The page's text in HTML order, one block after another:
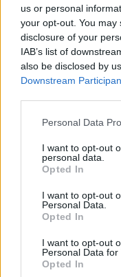
us or personal
your opt-out. You
disclosure of your
IAB’s list of
also be disclosed by
Downstream
Please note that this
not limited to your
grant or deny
use your data for
consent section.
Personal Data
I want to opt-out
personal data.
Opted In
I want to opt-out
Personal Data.
Opted In
I want to opt-out
Personal Data for
Opted In
Die Besorgnis über die
Mängel bei der Sicherheit
vom Ungarischen
dass die Zahl der
Jahr um 5% gestiegen ist,
den Sicherheitsstandards
sowohl die körperliche
Stress der Arbeitnehmer
Begrenzter politischer
ausreichend politische
Programm der Tisza-Partei
Verpflichtungen zur
hinaus, aber es fehlt an
des Arbeitsschutzes.